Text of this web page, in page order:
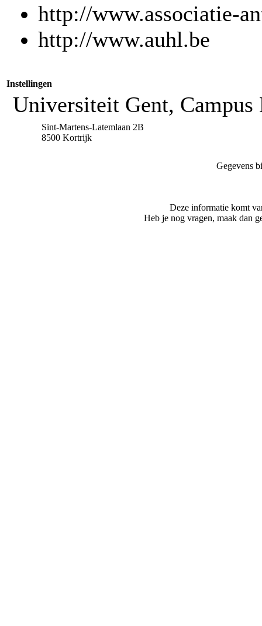
http://www.associatie-
http://www.auhl.be
Instellingen
Universiteit Gent,
Sint-Martens-Latemlaan 2B
8500 Kortrijk
Gegevens
Deze informatie komt
Heb je nog vragen, maak dan